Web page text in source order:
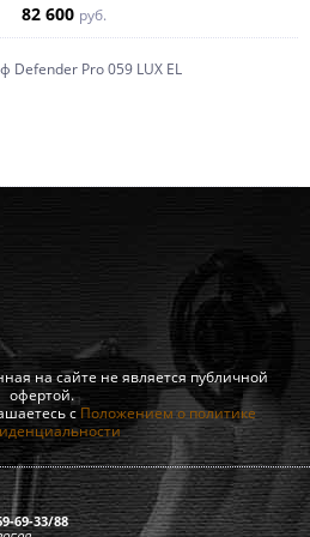
82 600 руб.
Pro 059 LUX EL
на сайте не является публичной
офертой.
с Положением о политике
69-33/88